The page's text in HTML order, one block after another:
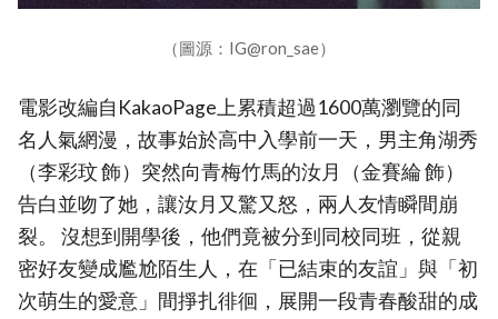
（圖源：IG@ron_sae）
電影改編自KakaoPage上累積超過1600萬瀏覽的同
名人氣網漫，故事始於高中入學前一天，男主角湖秀
（李彩玟 飾）突然向青梅竹馬的汝月（金賽綸 飾）
告白並吻了她，讓汝月又驚又怒，兩人友情瞬間崩
裂。 沒想到開學後，他們竟被分到同校同班，從親
密好友變成尷尬陌生人，在「已結束的友誼」與「初
次萌生的愛意」間掙扎徘徊，展開一段青春酸甜的成